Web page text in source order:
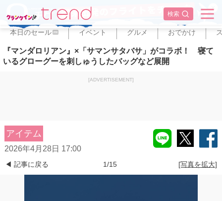
検索
✕
本日のセール PR イベント グルメ おでかけ
『マンダロリアン』×「サマンサタバサ」がコラボ！ 寝て
いるグローグーを刺しゅうしたバッグなど展開
[ADVERTISEMENT]
アイテム
2026年4月28日 17:00
◀ 記事に戻る 1/15 [写真を拡大]